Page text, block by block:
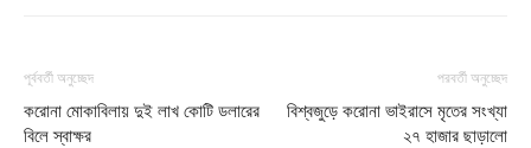
পূর্ববর্তী অনুচ্ছেদ
করোনা মোকাবিলায় দুই লাখ কোটি ডলারের
বিলে স্বাক্ষর
পরবর্তী অনুচ্ছেদ
বিশ্বজুড়ে করোনা ভাইরাসে মৃতের সংখ্যা
২৭ হাজার ছাড়ালো